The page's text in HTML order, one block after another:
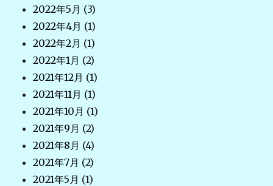
2022年5月 (3)
2022年4月 (1)
2022年2月 (1)
2022年1月 (2)
2021年12月 (1)
2021年11月 (1)
2021年10月 (1)
2021年9月 (2)
2021年8月 (4)
2021年7月 (2)
2021年5月 (1)